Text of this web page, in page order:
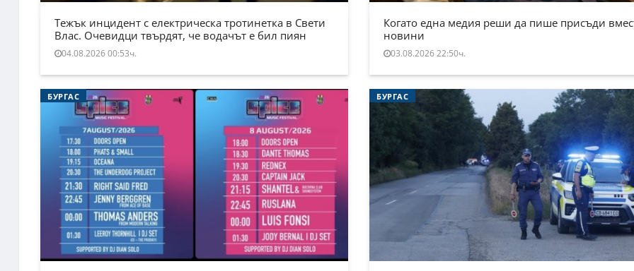
Тежък инцидент с електрическа тротинетка в Свети
Влас. Очевидци твърдят, че водачът е бил пиян
04.08.2026 00:53ч.
Когато една медия реши да пише присъди
новини
03.08.2026 22:50ч.
БУРГАС БУРГАС